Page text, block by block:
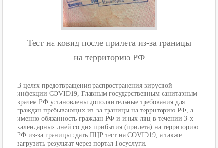
Тест на ковид после прилета из-за границы
на территорию РФ
В целях предотвращения распространения вирусной
инфекции COVID19, Главным государственным санитарным
врачем РФ установлены дополнительные требования для
граждан пребывающих из-за границы на территорию РФ, а
именно обязанность граждан РФ и иных лиц в течении 3-х
календарных дней со дня прибытия (прилета) на территорию
РФ из-за границы сдать ПЦР тест на COVID19, а также
загрузить результат через портал Госуслуги.